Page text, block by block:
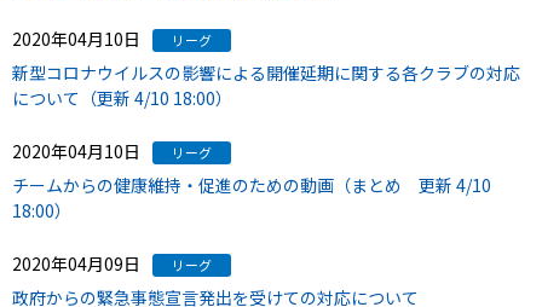
2020年04月10日 リーグ
新型コロナウイルスの影響による開催延期に関する各クラブの対応
について（更新 4/10 18:00）
2020年04月10日 リーグ
チームからの健康維持・促進のための動画（まとめ 更新 4/10
18:00）
2020年04月09日 リーグ
政府からの緊急事態宣言発出を受けての対応について